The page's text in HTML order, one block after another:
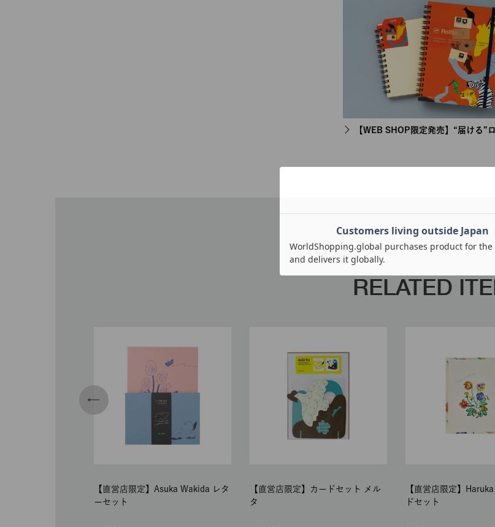
【WEB SHOP限定発売】“届ける”
RELATED
【直営店限定】Asuka Wakida レタ
ーセット
【直営店限定】カードセット メル
タ
【直営店限定】
ドセット